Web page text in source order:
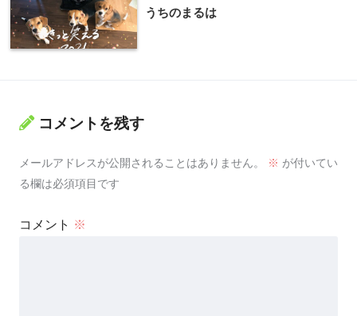
うちのまるは
コメントを残す
メールアドレスが公開されることはありません。 ※ が付いてい
る欄は必須項目です
コメント ※